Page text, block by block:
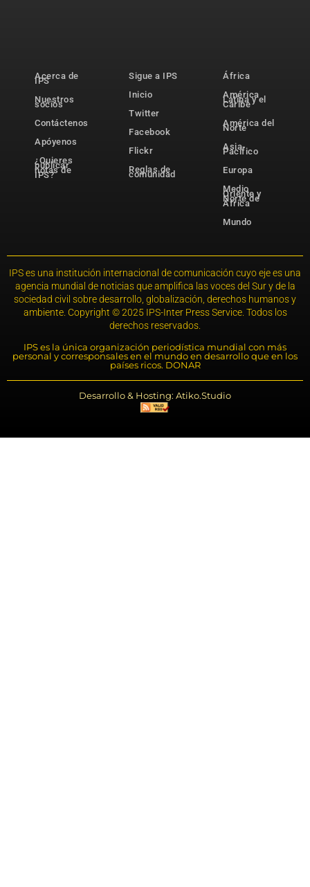
Acerca de
IPS
Nuestros
socios
Contáctenos
Apóyenos
¿Quieres
publicar
notas de
IPS?
Sigue a IPS
Inicio
Twitter
Facebook
Flickr
Reglas de
comunidad
África
América
Latina y el
Caribe
América del
Norte
Asia-
Pacífico
Europa
Medio
Oriente y
Norte de
África
Mundo
IPS es una institución internacional de comunicación cuyo eje es una
agencia mundial de noticias que amplifica las voces del Sur y de la
sociedad civil sobre desarrollo, globalización, derechos humanos y
ambiente. Copyright © 2025 IPS-Inter Press Service. Todos los
derechos reservados.
IPS es la única organización periodística mundial con más
personal y corresponsales en el mundo en desarrollo que en los
países ricos. DONAR
Desarrollo & Hosting: Atiko.Studio